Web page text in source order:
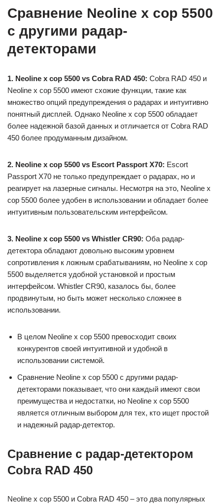
Сравнение Neoline x cop 5500
с другими радар-
детекторами
1. Neoline x cop 5500 vs Cobra RAD 450: Cobra RAD 450 и
Neoline x cop 5500 имеют схожие функции, такие как
множество опций предупреждения о радарах и интуитивно
понятный дисплей. Однако Neoline x cop 5500 обладает
более надежной базой данных и отличается от Cobra RAD
450 более продуманным дизайном.
2. Neoline x cop 5500 vs Escort Passport X70: Escort
Passport X70 не только предупреждает о радарах, но и
реагирует на лазерные сигналы. Несмотря на это, Neoline x
cop 5500 более удобен в использовании и обладает более
интуитивным пользовательским интерфейсом.
3. Neoline x cop 5500 vs Whistler CR90: Оба радар-
детектора обладают довольно высоким уровнем
сопротивления к ложным срабатываниям, но Neoline x cop
5500 выделяется удобной установкой и простым
интерфейсом. Whistler CR90, казалось бы, более
продвинутым, но быть может несколько сложнее в
использовании.
В целом Neoline x cop 5500 превосходит своих
конкурентов своей интуитивной и удобной в
использовании системой.
Сравнение Neoline x cop 5500 с другими радар-
детекторами показывает, что они каждый имеют свои
преимущества и недостатки, но Neoline x cop 5500
является отличным выбором для тех, кто ищет простой
и надежный радар-детектор.
Сравнение с радар-детектором
Cobra RAD 450
Neoline x cop 5500 и Cobra RAD 450 – это два популярных